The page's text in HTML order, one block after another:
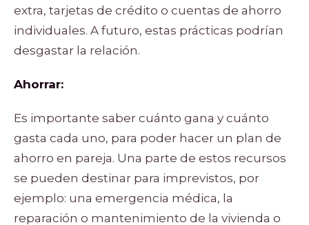
extra, tarjetas de crédito o cuentas de ahorro
individuales. A futuro, estas prácticas podrían
desgastar la relación.
Ahorrar:
Es importante saber cuánto gana y cuánto
gasta cada uno, para poder hacer un plan de
ahorro en pareja. Una parte de estos recursos
se pueden destinar para imprevistos, por
ejemplo: una emergencia médica, la
reparación o mantenimiento de la vivienda o